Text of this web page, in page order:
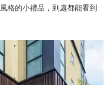
格的小禮品，到處都能看到